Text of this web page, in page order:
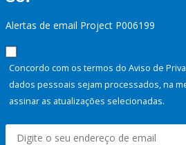
Alertas de email Project P006199
Concordo com os termos do Aviso de
dados pessoais sejam processados, na
assinar as atualizações selecionadas.